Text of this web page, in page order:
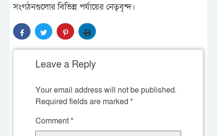
সংগঠনগুলোর বিভিন্ন পর্যায়ের নেতৃবৃন্দ।
Leave a Reply
Your email address will not be published.
Required fields are marked *
Comment*